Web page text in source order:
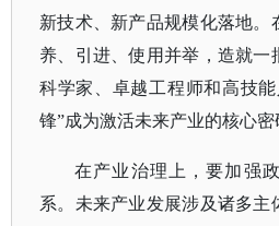
新技术、新产品规模化落地。
养、引进、使用并举，造就一
科学家、卓越工程师和高技
锋”成为激活未来产业的核心密
在产业治理上，要加强
系。未来产业发展涉及诸多主